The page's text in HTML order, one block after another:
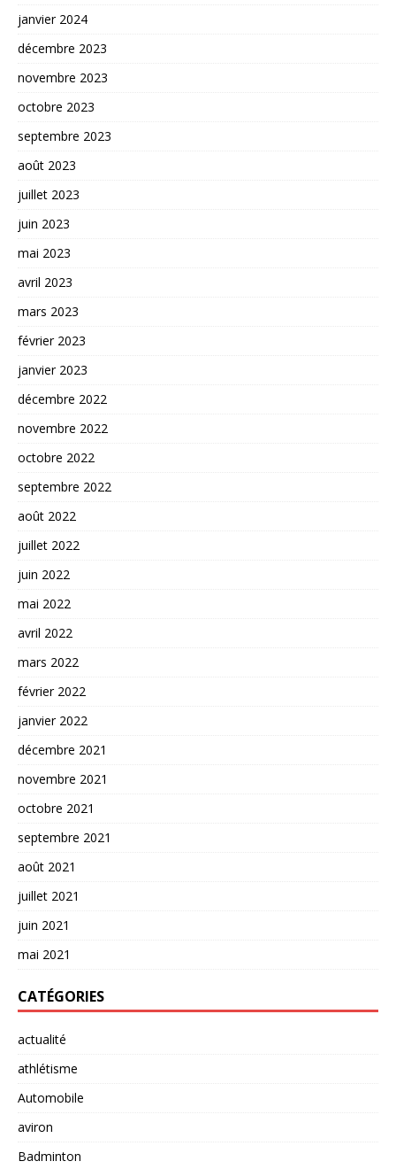
janvier 2024
décembre 2023
novembre 2023
octobre 2023
septembre 2023
août 2023
juillet 2023
juin 2023
mai 2023
avril 2023
mars 2023
février 2023
janvier 2023
décembre 2022
novembre 2022
octobre 2022
septembre 2022
août 2022
juillet 2022
juin 2022
mai 2022
avril 2022
mars 2022
février 2022
janvier 2022
décembre 2021
novembre 2021
octobre 2021
septembre 2021
août 2021
juillet 2021
juin 2021
mai 2021
CATÉGORIES
actualité
athlétisme
Automobile
aviron
Badminton